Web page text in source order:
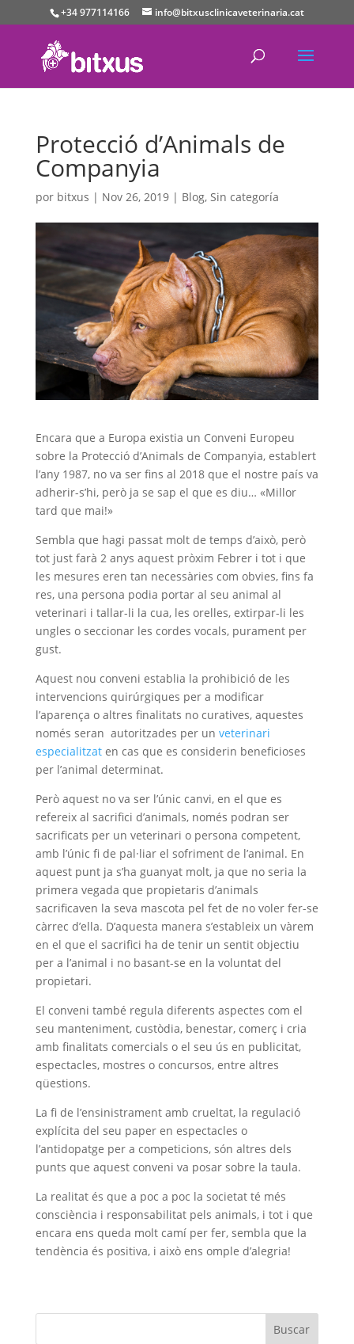
+34 977114166 info@bitxusclinicaveterinaria.cat
Protecció d’Animals de
Companyia
por bitxus | Nov 26, 2019| Blog, Sin categoría
Encara que a Europa existia un Conveni Europeu
sobre la Protecció d’Animals de Companyia, establert
l’any 1987, no va ser fins al 2018 que el nostre país va
adherir-s’hi, però ja se sap el que es diu… «Millor
tard que mai!»
Sembla que hagi passat molt de temps d’això, però
tot just farà 2 anys aquest pròxim Febrer i tot i que
les mesures eren tan necessàries com obvies, fins fa
res, una persona podia portar al seu animal al
veterinari i tallar-li la cua, les orelles, extirpar-li les
ungles o seccionar les cordes vocals, purament per
gust.
Aquest nou conveni establia la prohibició de les
intervencions quirúrgiques per a modificar
l’aparença o altres finalitats no curatives, aquestes
només seran autoritzades per un veterinari
especialitzaten cas que es considerin beneficioses
per l’animal determinat.
Però aquest no va ser l’únic canvi, en el que es
refereix al sacrifici d’animals, només podran ser
sacrificats per un veterinari o persona competent,
amb l’únic fi de pal·liar el sofriment de l’animal. En
aquest punt ja s’ha guanyat molt, ja que no seria la
primera vegada que propietaris d’animals
sacrificaven la seva mascota pel fet de no voler fer-se
càrrec d’ella. D’aquesta manera s’estableix un vàrem
en el que el sacrifici ha de tenir un sentit objectiu
per a l’animal i no basant-se en la voluntat del
propietari.
El conveni també regula diferents aspectes com el
seu manteniment, custòdia, benestar, comerç i cria
amb finalitats comercials o el seu ús en publicitat,
espectacles, mostres o concursos, entre altres
qüestions.
La fi de l’ensinistrament amb crueltat, la regulació
explícita del seu paper en espectacles o
l’antidopatge per a competicions, són altres dels
punts que aquest conveni va posar sobre la taula.
La realitat és que a poc a poc la societat té més
consciència i responsabilitat pels animals, i tot i que
encara ens queda molt camí per fer, sembla que la
tendència és positiva, i això ens omple d’alegria!